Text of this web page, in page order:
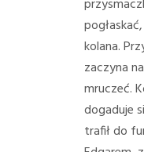
kolana.
zaczyna
mruczeć.
dogaduje
trafił do